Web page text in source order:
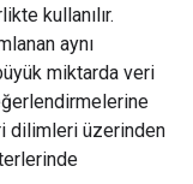
kullanılır.
aynı
miktarda veri
dilimleri üzerinden